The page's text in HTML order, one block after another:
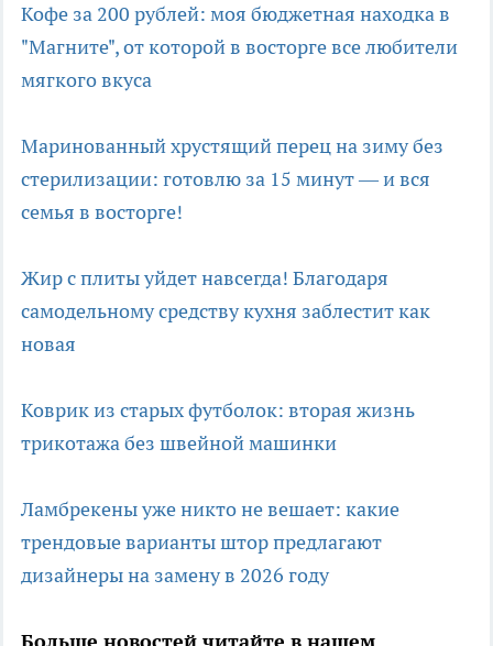
Кофе за 200 рублей: моя бюджетная находка в
"Магните", от которой в восторге все любители
мягкого вкуса
Маринованный хрустящий перец на зиму без
стерилизации: готовлю за 15 минут — и вся
семья в восторге!
Жир с плиты уйдет навсегда! Благодаря
самодельному средству кухня заблестит как
новая
Коврик из старых футболок: вторая жизнь
трикотажа без швейной машинки
Ламбрекены уже никто не вешает: какие
трендовые варианты штор предлагают
дизайнеры на замену в 2026 году